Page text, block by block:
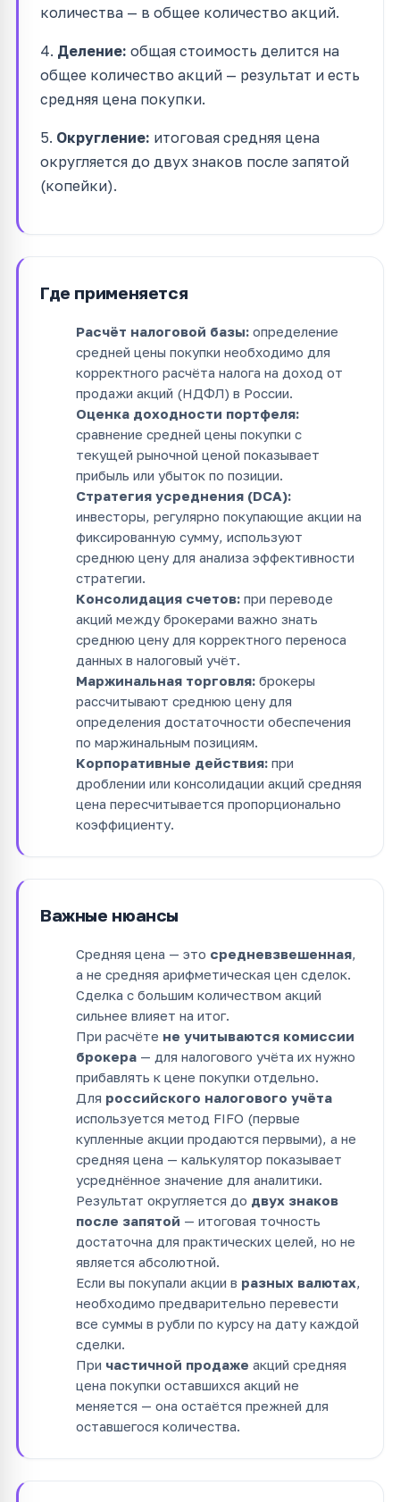
количества — в общее количество акций.
4. Деление: общая стоимость делится на
общее количество акций — результат и есть
средняя цена покупки.
5. Округление: итоговая средняя цена
округляется до двух знаков после запятой
(копейки).
Где применяется
Расчёт налоговой базы: определение
средней цены покупки необходимо для
корректного расчёта налога на доход от
продажи акций (НДФЛ) в России.
Оценка доходности портфеля:
сравнение средней цены покупки с
текущей рыночной ценой показывает
прибыль или убыток по позиции.
Стратегия усреднения (DCA):
инвесторы, регулярно покупающие акции на
фиксированную сумму, используют
среднюю цену для анализа эффективности
стратегии.
Консолидация счетов: при переводе
акций между брокерами важно знать
среднюю цену для корректного переноса
данных в налоговый учёт.
Маржинальная торговля: брокеры
рассчитывают среднюю цену для
определения достаточности обеспечения
по маржинальным позициям.
Корпоративные действия: при
дроблении или консолидации акций средняя
цена пересчитывается пропорционально
коэффициенту.
Важные нюансы
Средняя цена — это средневзвешенная,
а не средняя арифметическая цен сделок.
Сделка с большим количеством акций
сильнее влияет на итог.
При расчёте не учитываются комиссии
брокера — для налогового учёта их нужно
прибавлять к цене покупки отдельно.
Для российского налогового учёта
используется метод FIFO (первые
купленные акции продаются первыми), а не
средняя цена — калькулятор показывает
усреднённое значение для аналитики.
Результат округляется до двух знаков
после запятой — итоговая точность
достаточна для практических целей, но не
является абсолютной.
Если вы покупали акции в разных валютах,
необходимо предварительно перевести
все суммы в рубли по курсу на дату каждой
сделки.
При частичной продаже акций средняя
цена покупки оставшихся акций не
меняется — она остаётся прежней для
оставшегося количества.